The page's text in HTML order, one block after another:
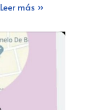
Leer más »